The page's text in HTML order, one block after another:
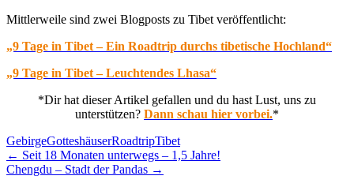
Mittlerweile sind zwei Blogposts zu Tibet veröffentlicht:
„9 Tage in Tibet – Ein Roadtrip durchs tibetische Hochland“
„9 Tage in Tibet – Leuchtendes Lhasa“
*Dir hat dieser Artikel gefallen und du hast Lust, uns zu
unterstützen? Dann schau hier vorbei.*
GebirgeGotteshäuserRoadtripTibet
Beitragsnavigation
← Seit 18 Monaten unterwegs – 1,5 Jahre!
Chengdu – Stadt der Pandas →